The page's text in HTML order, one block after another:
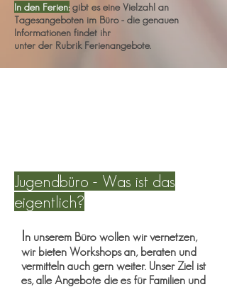
In den Ferien:gibt es eine Vielzahl an
Tagesangeboten im Büro - die genauen
Informationen findet ihr
unter der Rubrik Ferienangebote.
Jugendbüro - Was ist das
eigentlich?
In unserem Büro wollen wir vernetzen,
wir bieten Workshops an, beraten und
vermitteln auch gern weiter. Unser Ziel ist
es, alle Angebote die es für Familien und